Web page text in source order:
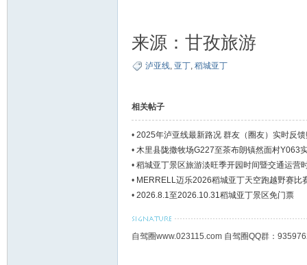
来源：甘孜旅游
泸亚线, 亚丁, 稻城亚丁
相关帖子
• 2025年泸亚线最新路况 群友（圈友）实时反
• 木里县陇撒牧场G227至茶布朗镇然面村Y063
• 稻城亚丁景区旅游淡旺季开园时间暨交通运营
• MERRELL迈乐2026稻城亚丁天空跑越野赛比
• 2026.8.1至2026.10.31稻城亚丁景区免门票
自驾圈www.023115.com 自驾圈QQ群：